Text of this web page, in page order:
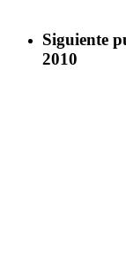
Siguiente
2010